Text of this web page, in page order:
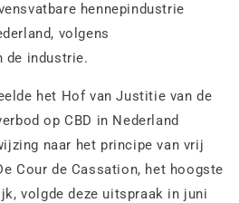
hennepindustrie
volgens
de industrie.
het Hof van Justitie van de
op CBD in Nederland
naar het principe van vrij
Cour de Cassation, het hoogste
volgde deze uitspraak in juni